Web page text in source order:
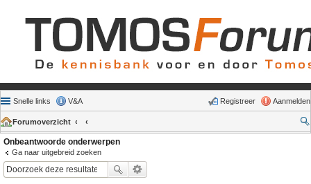
Snelle links V&A Aanmelden
Registreer
Forumoverzicht
Onbeantwoorde onderwerpen
Ga naar uitgebreid zoeken